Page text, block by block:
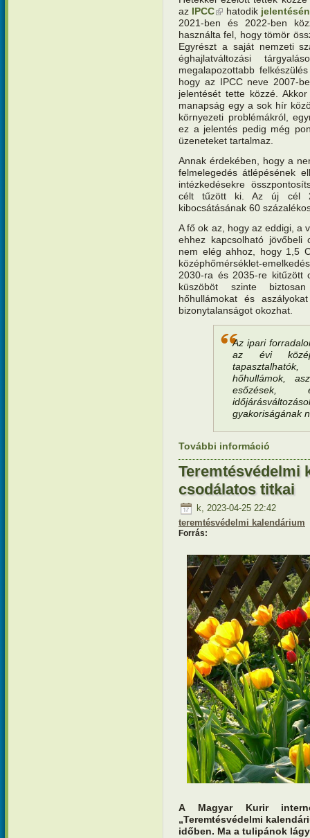
az IPCC(külső hivatkozás)
hatodik
2021-ben és 2022-ben
használta fel, hogy tömör
Egyrészt a saját nemzeti
éghajlatváltozási
megalapozottabb
hogy az IPCC neve 2007-
jelentését tette közzé.
manapság egy a sok hír
környezeti problémákról,
ez a jelentés pedig még
üzeneteket tartalmaz.
Annak érdekében, hogy a
felmelegedés átlépésének
intézkedésekre
célt tűzött ki. Az új cél
kibocsátásának 60
A fő ok az, hogy az eddigi, a
ehhez kapcsolható jövőbeli
nem elég ahhoz, hogy 1,5
középhőmérséklet-
2030-ra és 2035-re kitűzött
küszöböt szinte
hőhullámokat és
bizonytalanságot okozhat.
Az ipari
az évi
hőhullámok,
esőzések,
gyakoriságának
További információ
Teremtésvédelmi
csodálatos titkai
k, 2023-04-25 22:42
teremtésvédelmi kalendárium
Forrás:
A Magyar Kurir
„Teremtésvédelmi
időben. Ma a tulipánok